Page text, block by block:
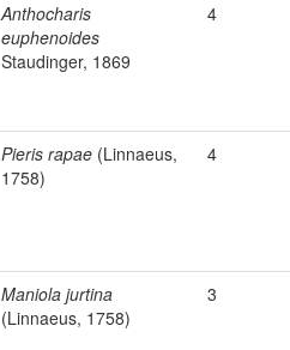
Anthocharis
euphenoides
Staudinger, 1869
4
Pieris rapae (Linnaeus,
1758)
4
Maniola jurtina
(Linnaeus, 1758)
3